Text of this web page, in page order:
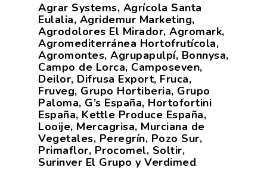
Agrar Systems, Agrícola Santa
Eulalia, Agridemur Marketing,
Agrodolores El Mirador, Agromark,
Agromediterránea Hortofrutícola,
Agromontes, Agrupapulpí, Bonnysa,
Campo de Lorca, Camposeven,
Deilor, Difrusa Export, Fruca,
Fruveg, Grupo Hortiberia, Grupo
Paloma, G’s España, Hortofortini
España, Kettle Produce España,
Looije, Mercagrisa, Murciana de
Vegetales, Peregrín, Pozo Sur,
Primaflor, Procomel, Soltir,
Surinver El Grupo y Verdimed.